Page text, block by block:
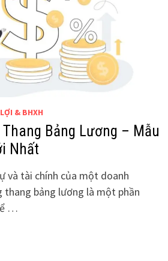
& BHXH
Bảng Lương – Mẫu
Nhất
và tài chính của một doanh
thang bảng lương là một phần
…